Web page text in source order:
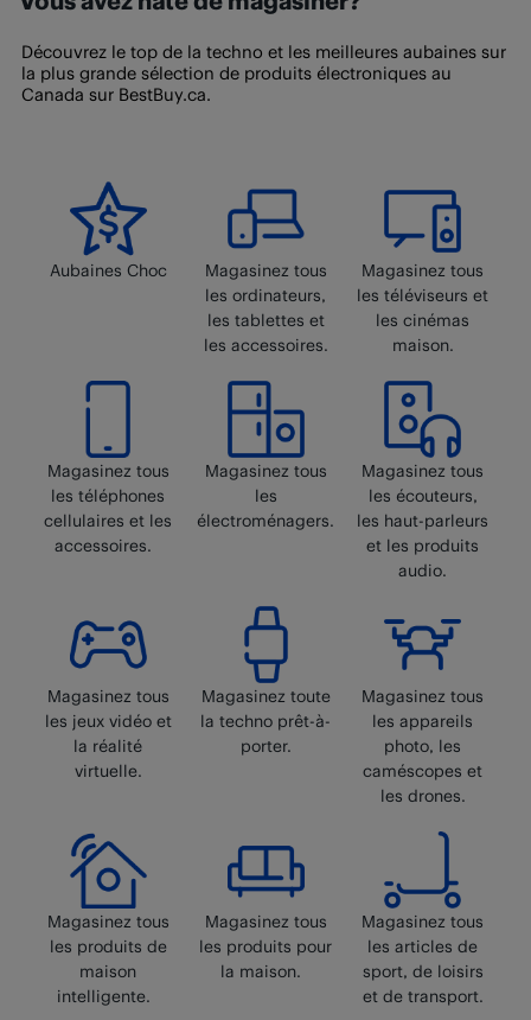
la Place de marché en magasin.
confiance sur BestBuy.ca, suivez cette procédure pour
retourner un article de la Place de marché. Vous ne
pouvez pas retourner les produits de la Place de
devenir Abonné(e) sur notrepage Abonnement Best
Découvrez le top de la techno et les meilleures aubaines sur
la plus grande sélection de produits électroniques au
Canada sur BestBuy.ca.
Aubaines Choc
Magasinez tous
les ordinateurs,
les tablettes et
les accessoires.
Magasinez tous
les téléviseurs et
les cinémas
maison.
Magasinez tous
les téléphones
cellulaires et les
accessoires.
Magasinez tous
les
électroménagers.
Magasinez tous
les écouteurs,
les haut-parleurs
et les produits
audio.
Magasinez tous
les jeux vidéo et
la réalité
virtuelle.
Magasinez toute
la techno prêt-à-
porter.
Magasinez tous
les appareils
photo, les
caméscopes et
les drones.
Magasinez tous
les produits de
maison
intelligente.
Magasinez tous
les produits pour
la maison.
Magasinez tous
les articles de
sport, de loisirs
et de transport.